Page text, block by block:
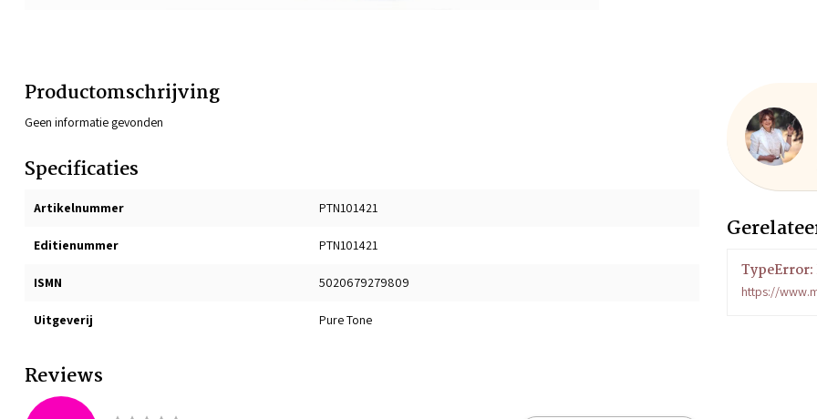
Productomschrijving
Geen informatie gevonden
Specificaties
Artikelnummer PTN101421
Editienummer PTN101421
ISMN 5020679279809
Uitgeverij Pure Tone
Reviews
https://